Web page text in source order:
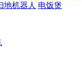
地机器人 电饭煲